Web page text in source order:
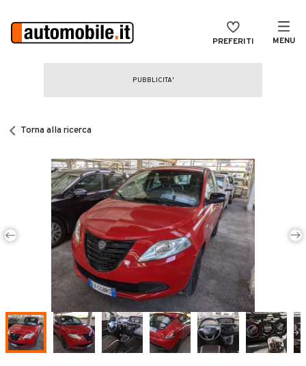
PREFERITI MENU
CERCA
Auto Nuove
Noleggio a lungo termine
Auto d'epoca
Moto
Camper
Veicoli Commerciali
Concessionari
Torna alla ricerca